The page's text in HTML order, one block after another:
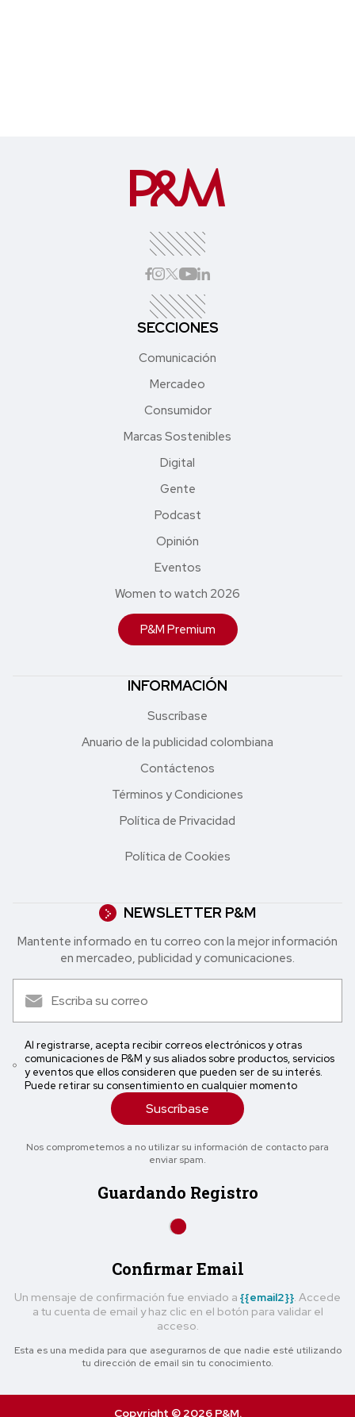
SECCIONES
Comunicación
Mercadeo
Consumidor
Marcas Sostenibles
Digital
Gente
Podcast
Opinión
Eventos
Women to watch 2026
P&M Premium
INFORMACIÓN
Suscríbase
Anuario de la publicidad colombiana
Contáctenos
Términos y Condiciones
Política de Privacidad
Política de Cookies
NEWSLETTER P&M
Mantente informado en tu correo con la mejor in formación
en mercadeo, publicidad y comunicaciones.
Al registrarse, acepta recibir correos electrónicos y otras
comunicaciones de P&M y sus aliados sobre productos, servicios
y eventos que ellos consideren que pueden ser de su interés.
Puede retirar su consentimiento en cualquier momento
Suscríbase
Nos comprometemos a no utilizar su información de contacto para
enviar spam.
Guardando Registro
Confirmar Email
Un mensaje de confirmación fue enviado a {{email2}} . Accede
a tu cuenta de email y haz clic en el botón para validar el
acceso.
Esta es una medida para que asegurarnos de que nadie esté utilizando
tu dirección de email sin tu conocimiento.
Copyright © 2026 P&M.